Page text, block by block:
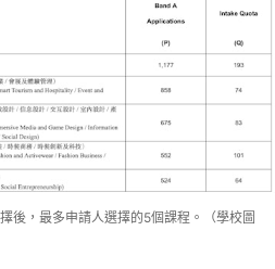
後，最多申請人選擇的5個課程。（學校圖